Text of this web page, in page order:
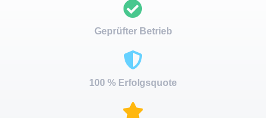
Geprüfter Betrieb
100 % Erfolgsquote